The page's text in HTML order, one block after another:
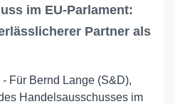
im EU-Parlament:
Partner als
- Für Bernd Lange (S&D),
Handelsausschusses im